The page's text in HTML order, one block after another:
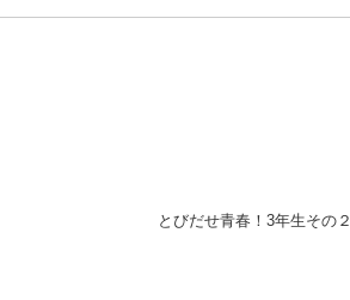
とびだせ青春！3年生その２